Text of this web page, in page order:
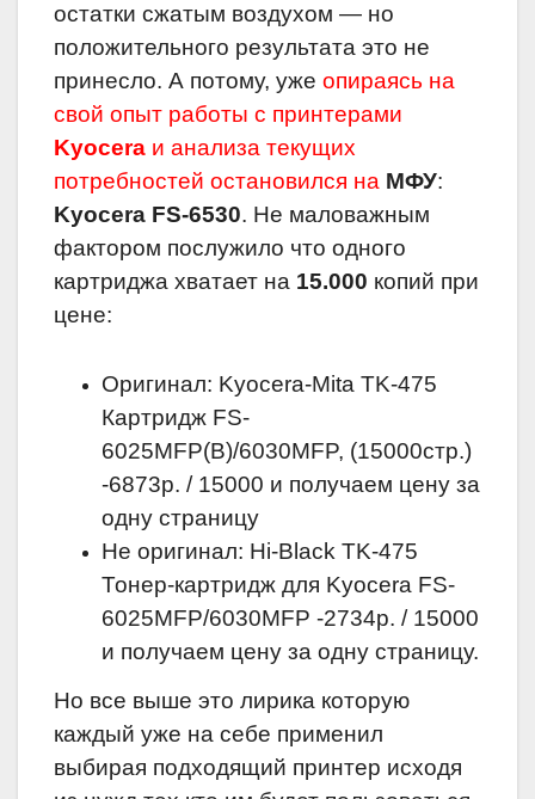
остатки сжатым воздухом — но
положительного результата это не
принесло. А потому, уже опираясь на
свой опыт работы с принтерами
Kyocera и анализа текущих
потребностей остановился на МФУ:
Kyocera FS-6530. Не маловажным
фактором послужило что одного
картриджа хватает на 15.000 копий при
цене:
Оригинал: Kyocera-Mita TK-475
Картридж FS-
6025MFP(B)/6030MFP, (15000стр.)
-6873р. / 15000 и получаем цену за
одну страницу
Не оригинал: Hi-Black TK-475
Тонер-картридж для Kyocera FS-
6025MFP/6030MFP -2734р. / 15000
и получаем цену за одну страницу.
Но все выше это лирика которую
каждый уже на себе применил
выбирая подходящий принтер исходя